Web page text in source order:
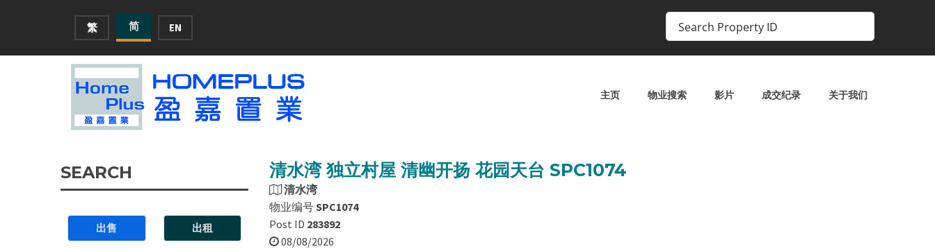
繁 简 EN
主页 物业搜索 影片 成交纪录 关于我们
清水湾 独立村屋 清幽开扬 花园天台 SPC1074
清水湾
物业编号SPC1074
Post ID 283892
08/08/2026
SEARCH
出售 出租